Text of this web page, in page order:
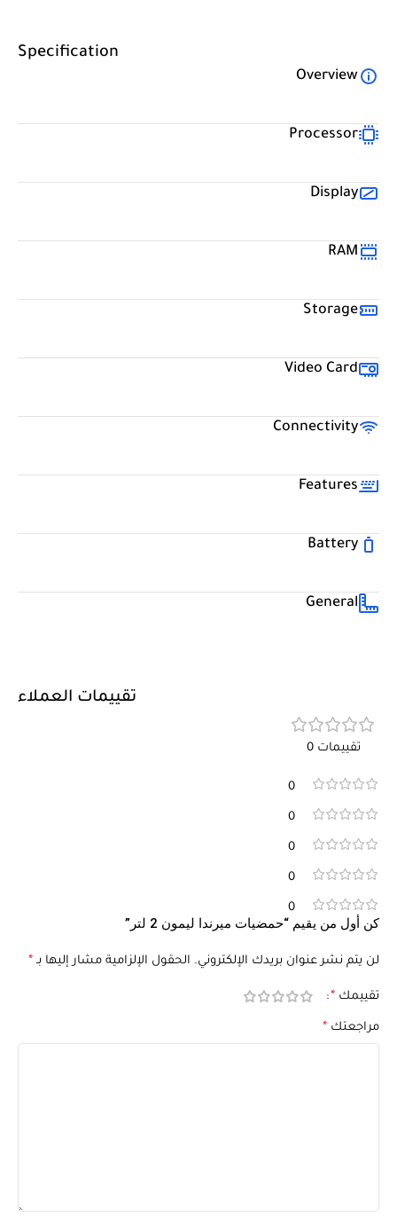
Specification
Overview
Processor
Display
RAM
Storage
Video Card
Connectivity
Features
Battery
General
تقييمات العملاء
تقييمات 0
0
0
0
0
0
كن أول من يقيم “حمضيات ميرندا ليمون 2 لتر”
لن يتم نشر عنوان بريدك الإلكتروني. الحقول الإلزامية مشار إليها بـ *
تقييمك *
مراجعتك *